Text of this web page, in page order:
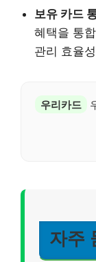
보유 카드
혜택을 통
관리 효율
우리카드
자주